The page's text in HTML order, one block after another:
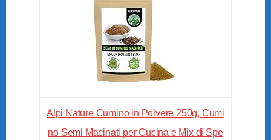
Alpi Nature Cumino in Polvere 250g, Cumi
no Semi Macinati per Cucina e Mix di Spe